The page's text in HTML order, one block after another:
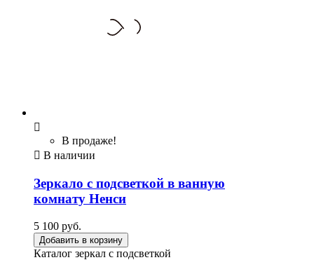

В продаже!
 В наличии
Зеркало с подсветкой в ванную
комнату Ненси
5 100 руб.
Добавить в корзину
Каталог зеркал с подсветкой